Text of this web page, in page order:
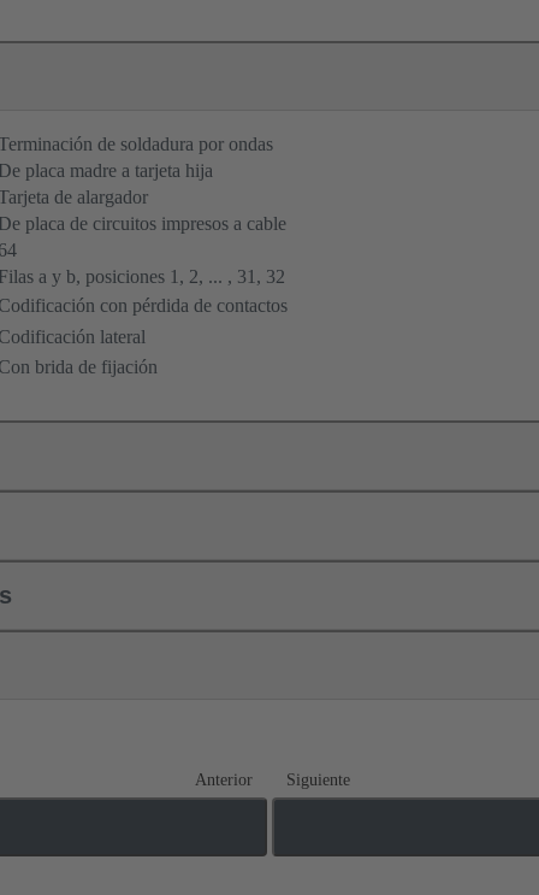
de soldadura por ondas
De placa madre a tarjeta hija
de alargador
De placa de circuitos impresos a cable
64
Filas a y b, posiciones 1, 2, ... , 31, 32
Codificación con pérdida de contactos
Codificación lateral
Con brida de fijación
Anterior Siguiente